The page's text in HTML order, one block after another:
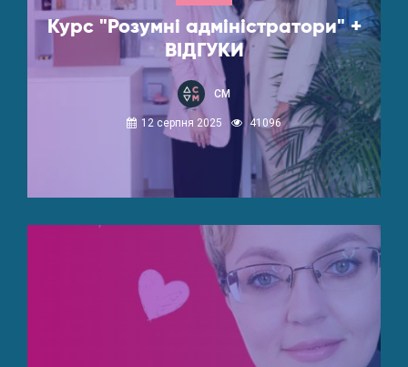
Курс "Розумні адміністратори" +
ВІДГУКИ
СМ
12 серпня 2025 41096